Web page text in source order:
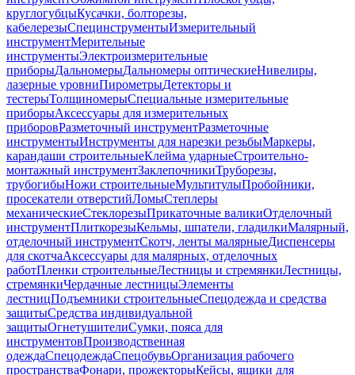
круглогубцыКусачки, болторезы,
кабелерезыСпецинструментыИзмерительный
инструментМерительные
инструментыЭлектроизмерительные
приборыДальномерыДальномеры оптическиеНивелиры,
лазерные уровниПирометрыДетекторы и
тестерыТолщиномерыСпециальные измерительные
приборыАксессуары для измерительных
приборовРазметочный инструментРазметочные
инструментыИнструменты для нарезки резьбыМаркеры,
карандаши строительныеКлейма ударныеСтроительно-
монтажный инструментЗаклепочникиТруборезы,
трубогибыНожи строительныеМультитулыПробойники,
просекатели отверстийЛомыСтеплеры
механическиеСтеклорезыПрикаточные валикиОтделочный
инструментПлиткорезыКельмы, шпатели, гладилкиМалярный,
отделочный инструментСкотч, ленты малярныеДиспенсеры
для скотчаАксессуары для малярных, отделочных
работПленки строительныеЛестницы и стремянкиЛестницы,
стремянкиЧердачные лестницыЭлементы
лестницПодъемники строительныеСпецодежда и средства
защитыСредства индивидуальной
защитыОгнетушителиСумки, пояса для
инструментовПроизводственная
одеждаСпецодеждаСпецобувьОрганизация рабочего
пространстваФонари, прожекторыКейсы, ящики для